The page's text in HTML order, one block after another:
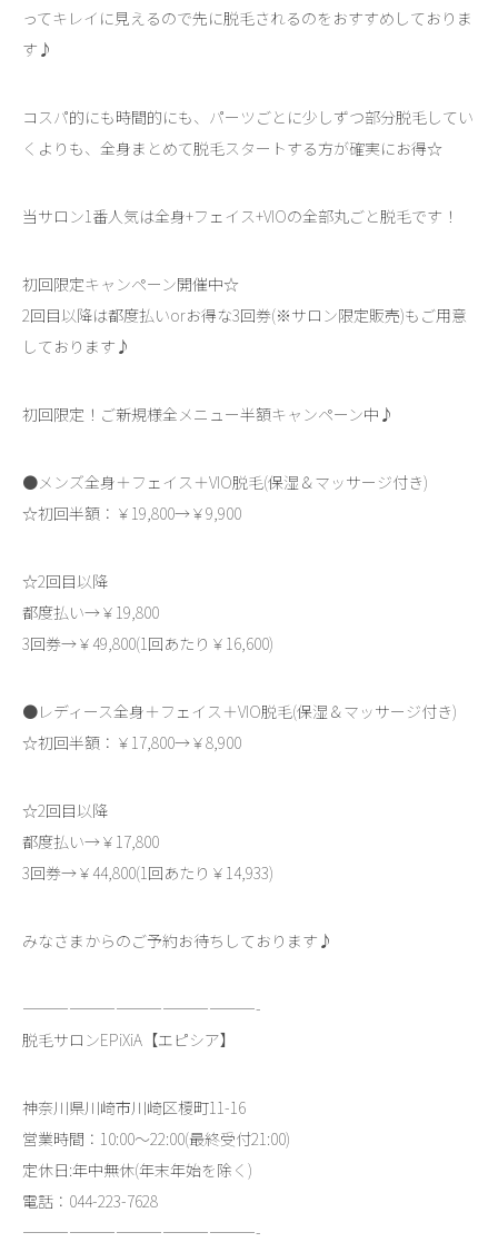
ってキレイに見えるので先に脱毛されるのをおすすめしておりま
す♪
コスパ的にも時間的にも、パーツごとに少しずつ部分脱毛してい
くよりも、全身まとめて脱毛スタートする方が確実にお得☆
当サロン1番人気は全身+フェイス+VIOの全部丸ごと脱毛です！
初回限定キャンペーン開催中☆
2回目以降は都度払いorお得な3回券(※サロン限定販売)もご用意
しております♪
初回限定！ご新規様全メニュー半額キャンペーン中♪
●メンズ全身＋フェイス＋VIO脱毛(保湿＆マッサージ付き)
☆初回半額：￥19,800→￥9,900
☆2回目以降
都度払い→￥19,800
3回券→￥49,800(1回あたり￥16,600)
●レディース全身＋フェイス＋VIO脱毛(保湿＆マッサージ付き)
☆初回半額：￥17,800→￥8,900
☆2回目以降
都度払い→￥17,800
3回券→￥44,800(1回あたり￥14,933)
みなさまからのご予約お待ちしております♪
———————————————-
脱毛サロンEPiXiA【エピシア】
神奈川県川崎市川崎区榎町11-16
営業時間：10:00～22:00(最終受付21:00)
定休日:年中無休(年末年始を除く)
電話：044-223-7628
———————————————-